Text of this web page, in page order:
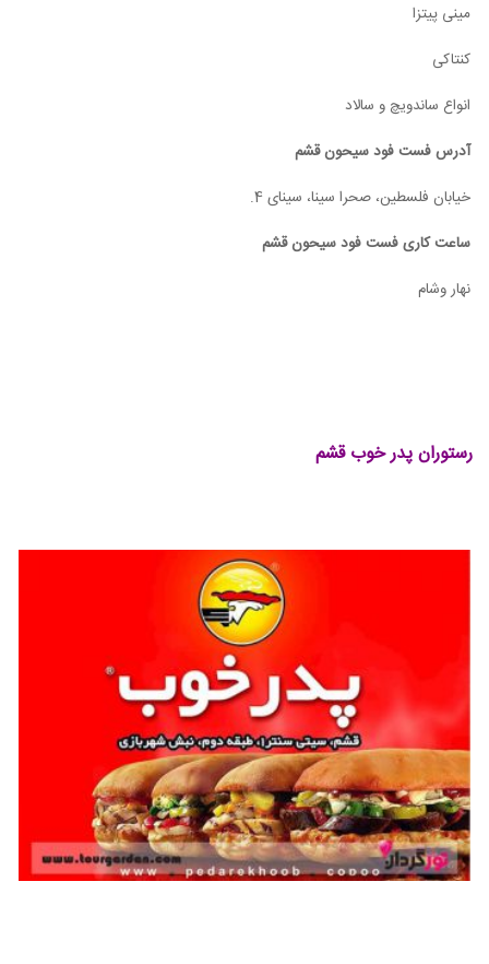
مینی پیتزا
کنتاکی
انواع ساندویچ و سالاد
آدرس فست فود سیحون قشم
خیابان فلسطین، صحرا سینا، سینای 4.
ساعت کاریفست فود سیحون قشم
نهار وشام
رستوران پدر خوب قشم